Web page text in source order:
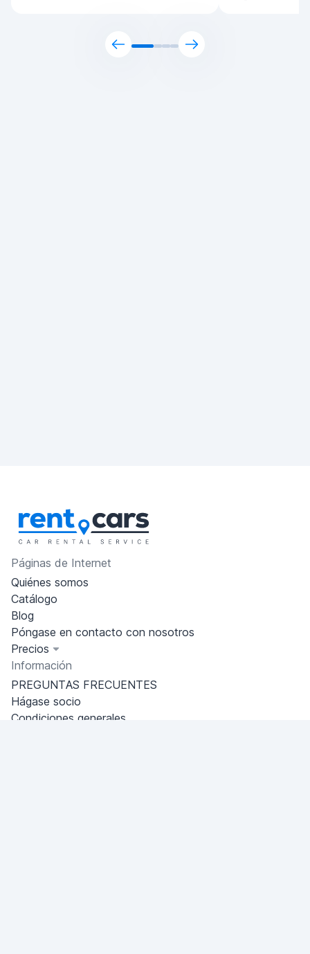
Páginas de Internet
Quiénes somos
Catálogo
Blog
Póngase en contacto con nosotros
Precios
Información
PREGUNTAS FRECUENTES
Hágase socio
Condiciones generales